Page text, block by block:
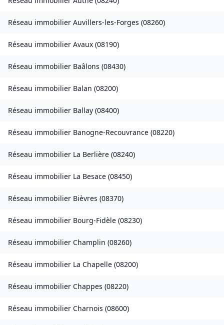
Réseau immobilier Auvillers-les-Forges (08260)
Réseau immobilier Avaux (08190)
Réseau immobilier Baâlons (08430)
Réseau immobilier Balan (08200)
Réseau immobilier Ballay (08400)
Réseau immobilier Banogne-Recouvrance (08220)
Réseau immobilier La Berlière (08240)
Réseau immobilier La Besace (08450)
Réseau immobilier Bièvres (08370)
Réseau immobilier Bourg-Fidèle (08230)
Réseau immobilier Champlin (08260)
Réseau immobilier La Chapelle (08200)
Réseau immobilier Chappes (08220)
Réseau immobilier Charnois (08600)